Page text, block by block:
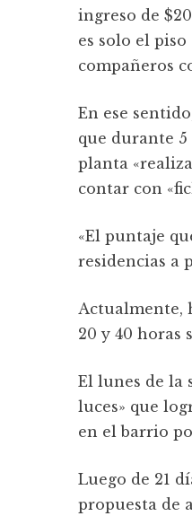
ingreso de
es solo el
compañeros
En ese
que durante
planta
contar con
«El puntaje
residencias a
Actualmente,
20 y 40 horas
El lunes de la
luces» que
en el barrio
Luego de 21
propuesta de